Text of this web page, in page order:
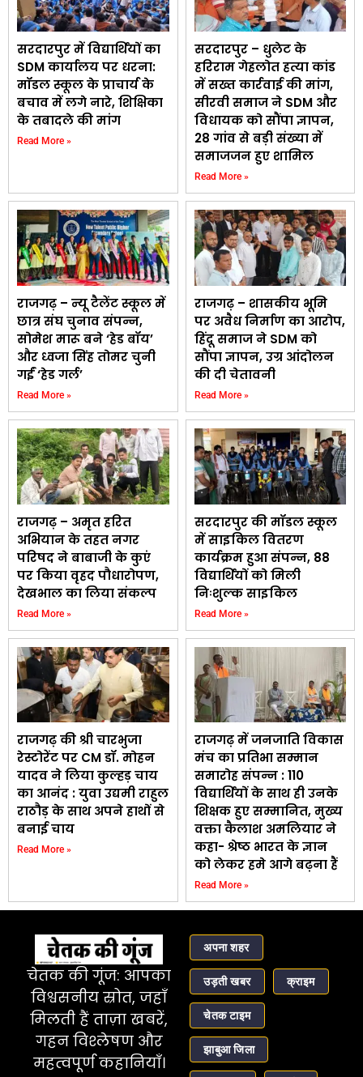
सरदारपुर में विद्यार्थियों का
SDM कार्यालय पर धरना:
मॉडल स्कूल के प्राचार्य के
बचाव में लगे नारे, शिक्षिका
के तबादले की मांग
Read More »
सरदारपुर – धुलेट के
हरिराम गेहलोत हत्या कांड
में सख्त कार्रवाई की मांग,
सीरवी समाज ने SDM और
विधायक को सौंपा ज्ञापन,
28 गांव से बड़ी संख्या में
समाजजन हुए शामिल
Read More »
राजगढ़ – न्यू टैलेंट स्कूल में
छात्र संघ चुनाव संपन्न,
सोमेश मारू बने ‘हेड बॉय’
और ध्वजा सिंह तोमर चुनी
गईं ‘हेड गर्ल’
Read More »
राजगढ़ – शासकीय भूमि
पर अवैध निर्माण का आरोप,
हिंदू समाज ने SDM को
सौंपा ज्ञापन, उग्र आंदोलन
की दी चेतावनी
Read More »
राजगढ़ – अमृत हरित
अभियान के तहत नगर
परिषद ने बाबाजी के कुएं
पर किया वृहद पौधारोपण,
देखभाल का लिया संकल्प
Read More »
सरदारपुर की मॉडल स्कूल
में साइकिल वितरण
कार्यक्रम हुआ संपन्न, 88
विद्यार्थियों को मिली
निःशुल्क साइकिल
Read More »
राजगढ़ की श्री चारभुजा
रेस्टोरेंट पर CM डॉ. मोहन
यादव ने लिया कुल्हड़ चाय
का आनंद : युवा उद्यमी राहुल
राठौड़ के साथ अपने हाथों से
बनाई चाय
Read More »
राजगढ़ में जनजाति विकास
मंच का प्रतिभा सम्मान
समारोह संपन्न : 110
विद्यार्थियों के साथ ही उनके
शिक्षक हुए सम्मानित, मुख्य
वक्ता कैलाश अमलियार ने
कहा- श्रेष्ठ भारत के ज्ञान
को लेकर हमे आगे बढ़ना हैं
Read More »
चेतक की गूंज: आपका
विश्वसनीय स्रोत, जहाँ
मिलती हैं ताज़ा खबरें,
गहन विश्लेषण और
महत्वपूर्ण कहानियाँ।
अपना शहर
उड़ती खबर क्राइम
चेतक टाइम
झाबुआ जिला